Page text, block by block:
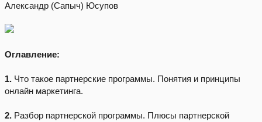
Александр (Сапыч) Юсупов
Оглавление:
1. Что такое партнерские программы. Понятия и принципы
онлайн маркетинга.
2. Разбор партнерской программы. Плюсы партнерской